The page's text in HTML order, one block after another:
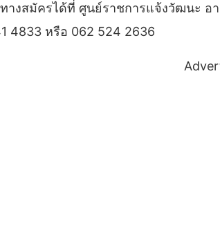
างสมัครได้ที่ ศูนย์ราชการแจ้งวัฒนะ
4833 หรือ 062 524 2636